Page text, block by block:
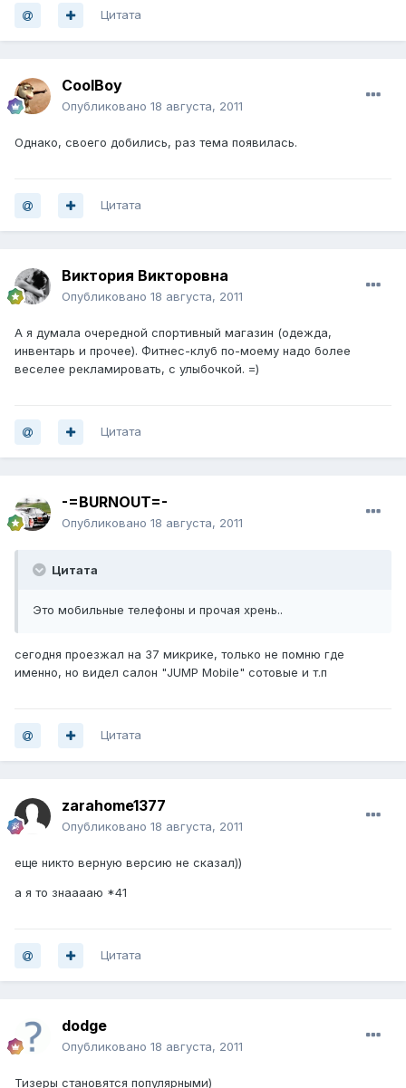
Цитата
CoolBoy
Опубликовано 18 августа, 2011
Однако, своего добились, раз тема появилась.
Цитата
Виктория Викторовна
Опубликовано 18 августа, 2011
А я думала очередной спортивный магазин (одежда,
инвентарь и прочее). Фитнес-клуб по-моему надо более
веселее рекламировать, с улыбочкой. =)
Цитата
-=BURNOUT=-
Опубликовано 18 августа, 2011
Цитата
Это мобильные телефоны и прочая хрень..
сегодня проезжал на 37 микрике, только не помню где
именно, но видел салон "JUMP Mobile" сотовые и т.п
Цитата
zarahome1377
Опубликовано 18 августа, 2011
еще никто верную версию не сказал))
а я то знааааю *41
Цитата
dodge
Опубликовано 18 августа, 2011
Тизеры становятся популярными)